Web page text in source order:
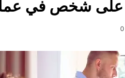
على شخص في
0